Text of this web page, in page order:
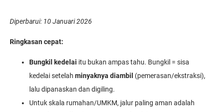
Diperbarui: 10 Januari 2026
Ringkasan cepat:
Bungkil kedelai itu bukan ampas tahu. Bungkil = sisa
kedelai setelah minyaknya diambil (pemerasan/ekstraksi),
lalu dipanaskan dan digiling.
Untuk skala rumahan/UMKM, jalur paling aman adalah